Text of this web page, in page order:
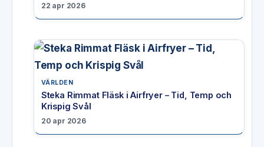
22 apr 2026
VÄRLDEN
Steka Rimmat Fläsk i Airfryer – Tid, Temp och
Krispig Svål
20 apr 2026